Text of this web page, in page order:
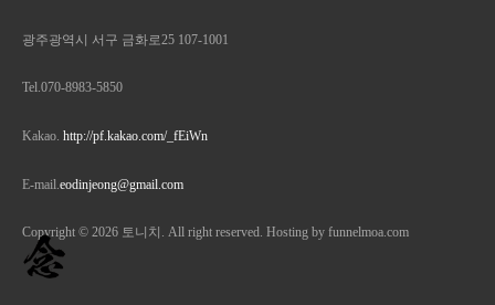
광주광역시 서구 금화로25 107-1001
Tel.070-8983-5850
Kakao. http://pf.kakao.com/_fEiWn
E-mail. eodinjeong@gmail.com
Copyright © 2026 토니치. All right reserved. Hosting by funnelmoa.com